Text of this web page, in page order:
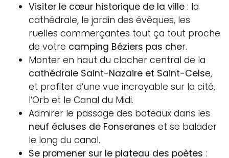
Visiter le cœur historique de la ville : la
cathédrale, le jardin des évêques, les
ruelles commerçantes tout ça tout proche
de votre camping Béziers pas cher.
Monter en haut du clocher central de la
cathédrale Saint-Nazaire et Saint-Celse,
et profiter d’une vue incroyable sur la cité,
l’Orb et le Canal du Midi.
Admirer le passage des bateaux dans les
neuf écluses de Fonseranes et se balader
le long du canal.
Se promener sur le plateau des poètes :